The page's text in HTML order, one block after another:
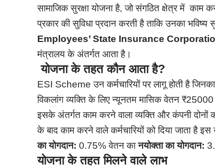
सामाजिक सुरक्षा योजना है, जो संगठित क्षेत्र में काम
प्रकार की सुविधा प्रदान करती है ताकि उनका
Employees’ State Insurance
मंत्रालय के अंतर्गत आता है।
योजना के तहत कौन आता है?
ESI Scheme उन कर्मचारियों पर लागू होती है
विकलांग व्यक्ति के लिए न्यूनतम मासिक वेतन ₹25000
इसके अंतर्गत काम करने वाला व्यक्ति और कंपनी दोनों
के बाद काम करने वाले कर्मचारियों को दिया जाता है
का योगदान: 0.75% वेतन कानयोक्ता का योगदान:
योजना के तहत मिलने वाले लाभ